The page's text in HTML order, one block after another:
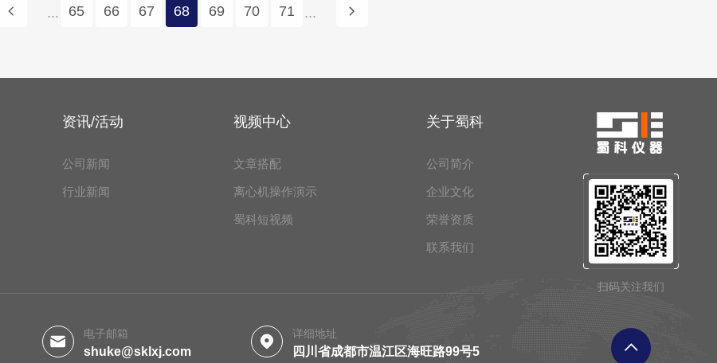
... 65 66 67 68 69 70 71 ...
资讯/活动
公司新闻
行业新闻
视频中心
文章搭配
离心机操作演示
蜀科短视频
关于蜀科
公司简介
企业文化
荣誉资质
联系我们
电子邮箱
shuke@sklxj.com
详细地址
四川省成都市温江区海旺路99号5
扫码关注我们